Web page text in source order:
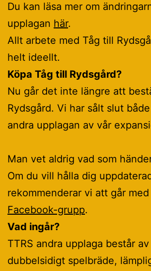
Du kan läsa mer om
upplagan här.
Allt arbete med Tåg till
helt ideellt.
Köpa Tåg till Rydsgård?
Nu går det inte längre att
Rydsgård. Vi har sålt slut
andra upplagan av vår
Man vet aldrig vad som
Om du vill hålla dig
rekommenderar vi att går
Facebook-grupp.
Vad ingår?
TTRS andra upplaga består
dubbelsidigt spelbräde,